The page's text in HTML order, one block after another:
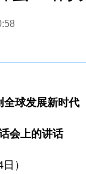
球发展新时代
会上的讲话
）